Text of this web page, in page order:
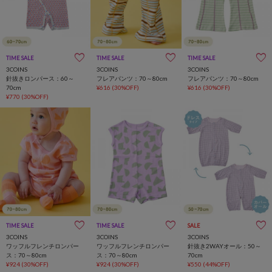
TIME SALE
3COINS
針抜きロンパース：60～
70cm
¥770 (30%OFF)
TIME SALE
3COINS
フレアパンツ：70～80cm
¥616 (30%OFF)
TIME SALE
3COINS
フレアパンツ：70～80cm
¥616 (30%OFF)
TIME SALE
3COINS
ワッフルフレンチロンパー
ス：70～80cm
¥924 (30%OFF)
TIME SALE
3COINS
ワッフルフレンチロンパー
ス：70～80cm
¥924 (30%OFF)
SALE
3COINS
針抜き2WAYオール：50～
70cm
¥550 (44%OFF)